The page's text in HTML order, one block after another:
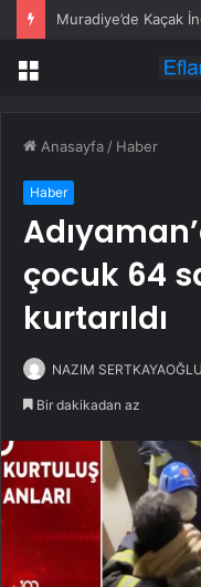
Muradiye’de Kaçak
Menü
Anasayfa / Haber
Haber
çocuk 64
kurtarıldı
NAZIM SERTKAYAOĞLU
Bir dakikadan az